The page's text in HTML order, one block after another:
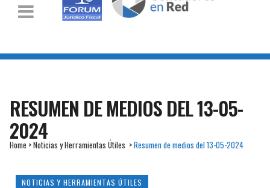
RESUMEN DE MEDIOS DEL 13-05-
2024
Home >Noticias y Herramientas Útiles >Resumen de medios del 13-05-2024
NOTICIAS Y HERRAMIENTAS ÚTILES